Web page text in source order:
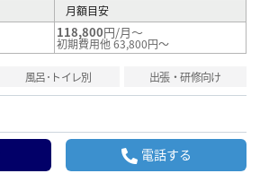
月額目安
118,800円/月～
初期費用他 63,800円～
風呂･トイレ別 出張・研修向け
電話する